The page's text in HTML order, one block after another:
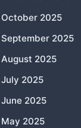
October 2025
September 2025
August 2025
July 2025
June 2025
May 2025